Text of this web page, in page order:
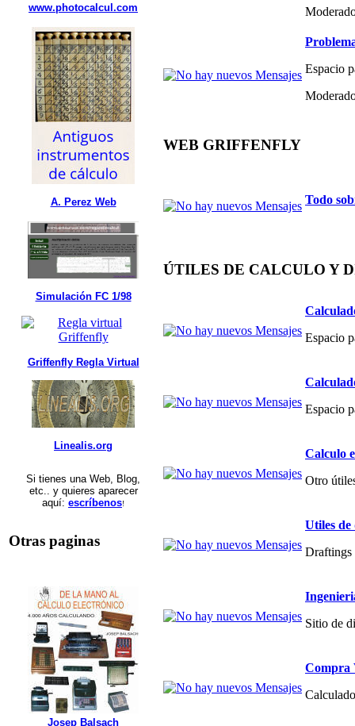
www.photocalcul.com
A. Perez Web
Simulación FC 1/98
Griffenfly Regla Virtual
Linealis.org
Si tienes una Web, Blog,
etc.. y quieres aparecer
aquí: escríbenos!
Otras paginas
Josep Balsach
Espacio
WEB GRIFFENFLY
Todo
ÚTILES DE CALCULO Y
Espacio
Espacio
Calculo
Otro
Utiles de
Draftings
Sitio de
Compra